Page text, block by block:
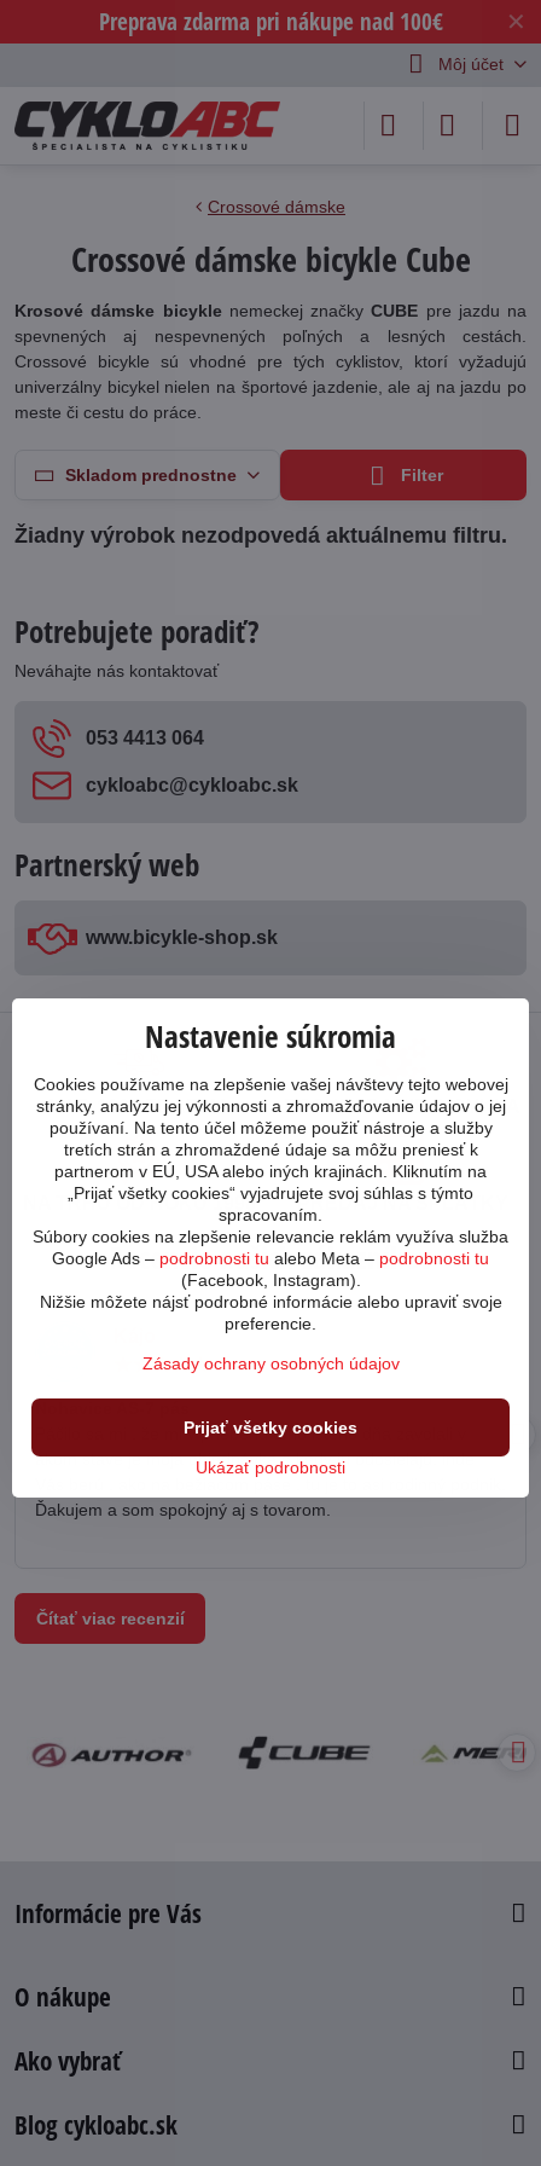
✕
Preprava zdarma pri nákupe nad 100€
Môj účet
Crossové dámske
Crossové dámske bicykle Cube
Krosové dámske bicyklenemeckej značkyCUBE pre jazdu na
spevnených aj nespevnených poľných a lesných cestách.
Crossové bicykle sú vhodné pre tých cyklistov, ktorí vyžadujú
univerzálny bicykel nielen na športové jazdenie, ale aj na jazdu po
meste či cestu do práce.
Skladom prednostne Filter
Potrebujete poradiť?
Neváhajte nás kontaktovať
053 4413 064
cykloabc​@cykloabc​.sk
Partnerský web
www​.bicykle-shop​.sk
NAD 100€ ZDARMA POSKLADANIE BICYKLA
NA TRHU OD ROKU 1998 PREDAJ NA SPLÁTKY
Recenzie našich zákazníkov
Hodnotenie:
/
Páčilo sa mi , že mi v priebehu toho istého dňa zavolali v
akom stave je moja objednávka a kedy ju odosielajú, inde
Ďakujem a som spokojný aj s tovarom.
Čítať viac recenzií
Informácie pre Vás
O nákupe
Ako vybrať
Blog cykloabc.sk
Nastavenie súkromia
Cookies používame na zlepšenie vašej návštevy tejto webovej
stránky, analýzu jej výkonnosti a zhromažďovanie údajov o jej
používaní. Na tento účel môžeme použiť nástroje a služby
tretích strán a zhromaždené údaje sa môžu preniesť k
partnerom v EÚ, USA alebo iných krajinách. Kliknutím na
„Prijať všetky cookies“ vyjadrujete svoj súhlas s týmto
spracovaním.
Súbory cookies na zlepšenie relevancie reklám využíva služba
Google Ads – podrobnosti tu alebo Meta – podrobnosti tu
(Facebook, Instagram).
Nižšie môžete nájsť podrobné informácie alebo upraviť svoje
preferencie.
Zásady ochrany osobných údajov
Ukázať podrobnosti
Prijať všetky cookies